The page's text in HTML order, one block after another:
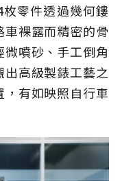
零件透過幾何鏤
裸露而精密的骨
噴砂、手工倒角
高級製錶工藝之
有如映照自行車